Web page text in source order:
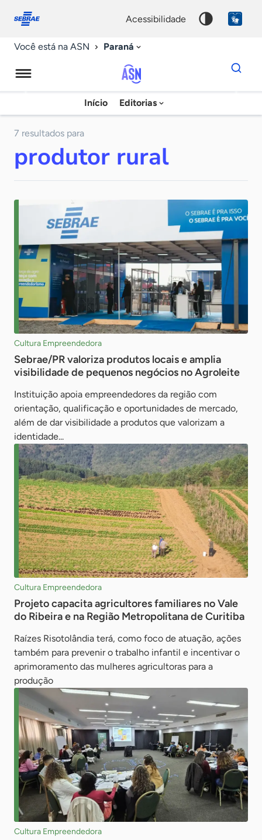
conosco
acessibilidade
Você está na ASN Paraná
Agência
Sebrae
Notícias
Início Editorias
Dados
para
chave
7 resultados para
produtor rural
Cultura Empreendedora
Sebrae/PR valoriza produtos locais e amplia
visibilidade de pequenos negócios no Agroleite
Instituição apoia empreendedores da região com
orientação, qualificação e oportunidades de mercado,
além de dar visibilidade a produtos que valorizam a
identidade...
Cultura Empreendedora
Projeto capacita agricultores familiares no Vale
do Ribeira e na Região Metropolitana de Curitiba
Raízes Risotolândia terá, como foco de atuação, ações
também para prevenir o trabalho infantil e incentivar o
aprimoramento das mulheres agricultoras para a
produção
Cultura Empreendedora